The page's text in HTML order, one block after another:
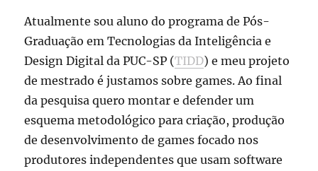
Atualmente sou aluno do programa de Pós-
Graduação em Tecnologias da Inteligência e
Design Digital da PUC-SP (TIDD) e meu projeto
de mestrado é justamos sobre games. Ao final
da pesquisa quero montar e defender um
esquema metodológico para criação, produção
de desenvolvimento de games focado nos
produtores independentes que usam software